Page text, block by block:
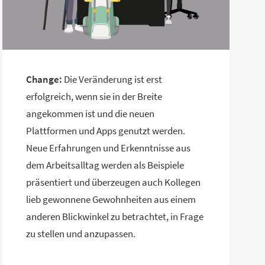
Change: Die Veränderung ist erst
erfolgreich, wenn sie in der Breite
angekommen ist und die neuen
Plattformen und Apps genutzt werden.
Neue Erfahrungen und Erkenntnisse aus
dem Arbeitsalltag werden als Beispiele
präsentiert und überzeugen auch Kollegen
lieb gewonnene Gewohnheiten aus einem
anderen Blickwinkel zu betrachtet, in Frage
zu stellen und anzupassen.